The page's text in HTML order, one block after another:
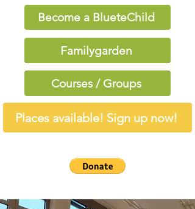
Become a BlueteChild
Familygarden
Courses / Groups
Places available! Sign up now!